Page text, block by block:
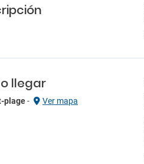
llegar
plage- Ver mapa